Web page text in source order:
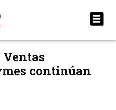
Ventas
continúan